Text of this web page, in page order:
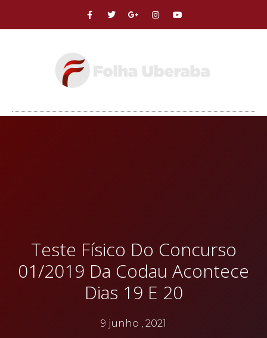
Teste Físico Do Concurso
01/2019 Da Codau Acontece
Dias 19 E 20
9 junho , 2021